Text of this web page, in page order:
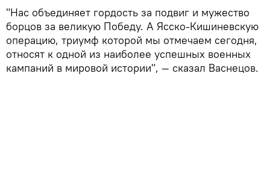
"Нас объединяет гордость за подвиг и мужество
борцов за великую Победу. А Ясско-Кишиневскую
операцию, триумф которой мы отмечаем сегодня,
относят к одной из наиболее успешных военных
кампаний в мировой истории", — сказал Васнецов.